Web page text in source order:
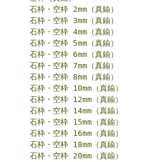
石枠・空枠 2mm（真鍮）
石枠・空枠 3mm（真鍮）
石枠・空枠 4mm（真鍮）
石枠・空枠 5mm（真鍮）
石枠・空枠 6mm（真鍮）
石枠・空枠 7mm（真鍮）
石枠・空枠 8mm（真鍮）
石枠・空枠 10mm（真鍮）
石枠・空枠 12mm（真鍮）
石枠・空枠 14mm（真鍮）
石枠・空枠 15mm（真鍮）
石枠・空枠 16mm（真鍮）
石枠・空枠 18mm（真鍮）
石枠・空枠 20mm（真鍮）